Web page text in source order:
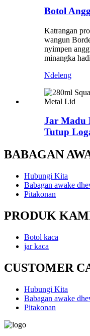
Botol
Katrangan
wangun
nyimpen
minangka
Ndeleng
Jar Madu
Tutup
BABAGAN
Hubungi Kita
Babagan awake
Pitakonan
PRODUK
Botol kaca
jar kaca
CUSTOMER
Hubungi Kita
Babagan awake
Pitakonan